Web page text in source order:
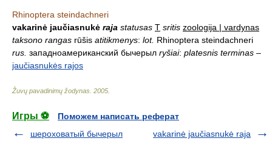
Rhinoptera steindachneri
vakarinė jaučiasnukė raja statusas T sritis zoologija | vardynas
taksono rangas rūšis atitikmenys: lot. Rhinoptera steindachneri
rus. западноамериканский бычерыл ryšiai: platesnis terminas –
jaučiasnukės rajos
Žuvų pavadinimų žodynas 2005
Игры ⚽
Поможем написать реферат
шероховатый бычерыл
vakarinė jaučiasnukė raja